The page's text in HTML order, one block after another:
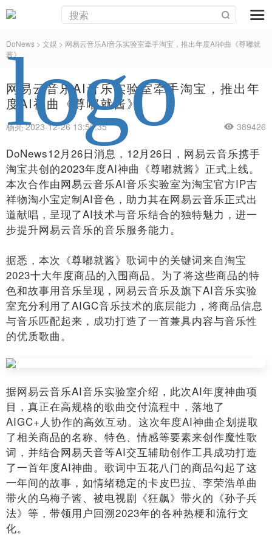
DoNews > 文娱 > 网易云音乐AI音乐实验室牵手淘宝，推出年度AI神曲《尊嘟就
酱》
网易云音乐AI音乐实验室牵手淘宝，推出年
度AI神曲《尊嘟就酱》
杨亮 2023-12-26 13:56:35 389426
DoNews12月26日消息，12月26日，网易云音乐携手
淘宝共创的2023年度AI神曲《尊嘟就酱》正式上线。
本次合作由网易云音乐AI音乐实验室为淘宝官方IP吉
祥物淘小宝定制AI音色，助力其在网易云音乐正式出
道献唱，呈现了AI技术与音乐结合的独特魅力，进一
步提升网易云音乐的音乐服务能力。
据悉，本次《尊嘟就酱》歌词中的关键词来自淘宝
2023十大年度商品的入围商品。为了将这些商品的特
色和故事用音乐呈现，网易云音乐及旗下AI音乐实验
室充分利用了AIGC音乐技术的底层能力，将商品信息
与音乐匹配起来，成功打造了一首兼具内容与音乐性
的优质歌曲。
据网易云音乐AI音乐实验室介绍，此次AI年度神曲项
目，真正在高规格的歌曲交付流程中，落地了
AIGC+人协作的高效互动。这次年度AI神曲企划提取
了相关商品的名称、特色、情感等要素来创作魔性歌
词，并结合网易天音等AI交互辅助创作工具成功打造
了一首年度AI神曲。歌词中五花八门的商品勾起了这
一年间的故事，如情绪稳定的卡皮巴拉、李荣浩单曲
带火的乌梅子酱、被电视剧《狂飙》带火的《孙子兵
法》等，带领用户回溯2023年的各种热梗和流行文
化。